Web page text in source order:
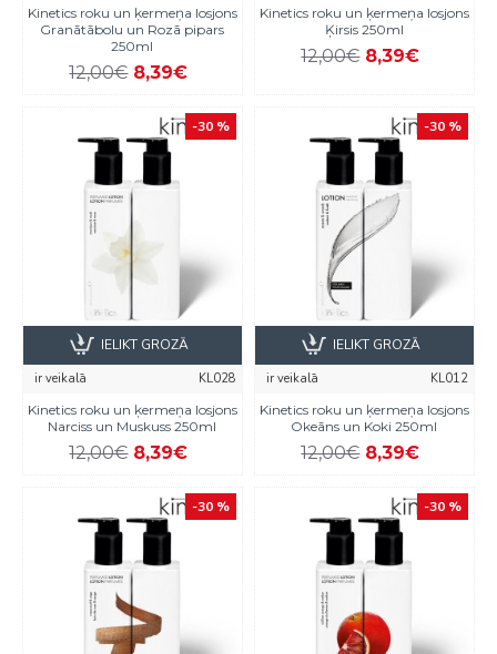
Kinetics roku un ķermeņa losjons
Granātābolu un Rozā pipars
250ml
12,00€ 8,39€
Kinetics roku un ķermeņa losjons
Ķirsis 250ml
12,00€ 8,39€
-30 %
ir veikalā
KL028
Kinetics roku un ķermeņa losjons
Narciss un Muskuss 250ml
12,00€ 8,39€
IELIKT GROZĀ
-30 %
ir veikalā
KL012
Kinetics roku un ķermeņa losjons
Okeāns un Koki 250ml
12,00€ 8,39€
IELIKT GROZĀ
-30 % -30 %